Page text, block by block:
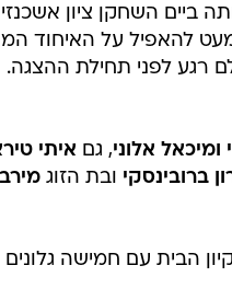
ביים השחקן ציון
להאפיל על האיחוד
רגע לפני תחילת ההצגה.
ומיכאל אלוני, גם איתי
ברובינסקי ובת הזוג
הבית עם חמישה